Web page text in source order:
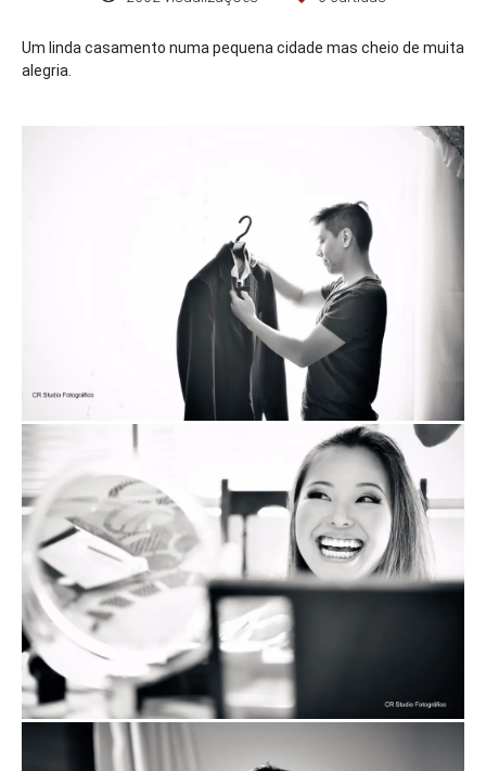
Um linda casamento numa pequena cidade mas cheio de muita
alegria.